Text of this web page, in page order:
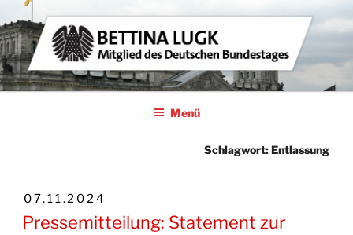
Zum
Inhalt
springen
BETTINA LUGK
MITGLIED DES DEUTSCHEN BUNDESTAGES
Menü
Schlagwort:Entlassung
VERÖFFENTLICHT
AM
07.11.2024
Pressemitteilung: Statement zur